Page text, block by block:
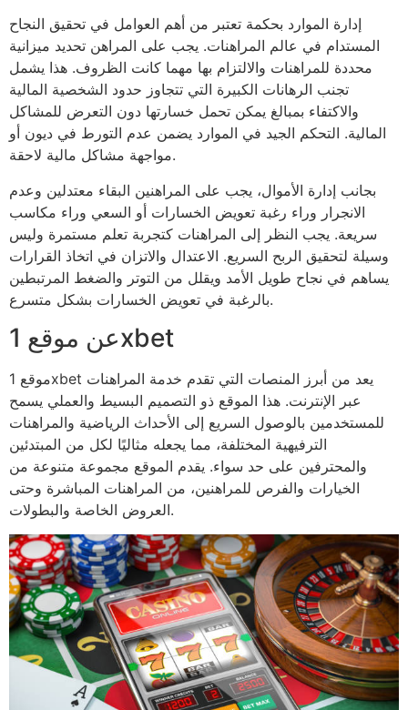
إدارة الموارد بحكمة تعتبر من أهم العوامل في تحقيق النجاح
المستدام في عالم المراهنات. يجب على المراهن تحديد ميزانية
محددة للمراهنات والالتزام بها مهما كانت الظروف. هذا يشمل
تجنب الرهانات الكبيرة التي تتجاوز حدود الشخصية المالية
والاكتفاء بمبالغ يمكن تحمل خسارتها دون التعرض للمشاكل
المالية. التحكم الجيد في الموارد يضمن عدم التورط في ديون أو
مواجهة مشاكل مالية لاحقة.
بجانب إدارة الأموال، يجب على المراهنين البقاء معتدلين وعدم
الانجرار وراء رغبة تعويض الخسارات أو السعي وراء مكاسب
سريعة. يجب النظر إلى المراهنات كتجربة تعلم مستمرة وليس
وسيلة لتحقيق الربح السريع. الاعتدال والاتزان في اتخاذ القرارات
يساهم في نجاح طويل الأمد ويقلل من التوتر والضغط المرتبطين
بالرغبة في تعويض الخسارات بشكل متسرع.
عن موقع 1xbet
موقع 1xbet يعد من أبرز المنصات التي تقدم خدمة المراهنات
عبر الإنترنت. هذا الموقع ذو التصميم البسيط والعملي يسمح
للمستخدمين بالوصول السريع إلى الأحداث الرياضية والمراهنات
الترفيهية المختلفة، مما يجعله مثاليًا لكل من المبتدئين
والمحترفين على حد سواء. يقدم الموقع مجموعة متنوعة من
الخيارات والفرص للمراهنين، من المراهنات المباشرة وحتى
العروض الخاصة والبطولات.